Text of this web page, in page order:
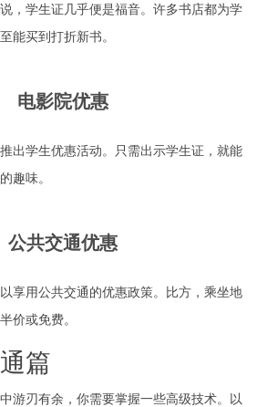
，学生证几乎便是福音。许多书店都为学
能买到打折新书。
电影院优惠
出学生优惠活动。只需出示学生证，就能
趣味。
公共交通优惠
享用公共交通的优惠政策。比方，乘坐地
价或免费。
篇
游刃有余，你需要掌握一些高级技术。以